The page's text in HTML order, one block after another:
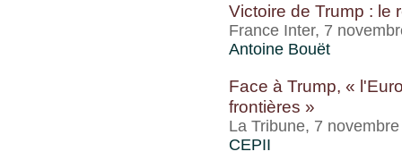
Victoire de Trump : le
France Inter, 7
Antoine Bouët
Face à Trump, «
frontières »
La Tribune, 7
CEPII